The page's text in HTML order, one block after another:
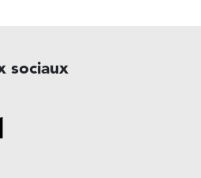
sociaux